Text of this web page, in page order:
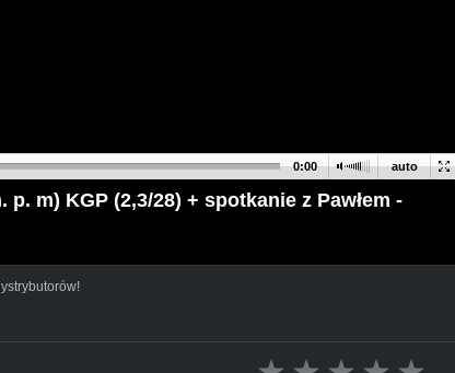
auto
0:00
m) KGP (2,3/28) + spotkanie z Pawłem -